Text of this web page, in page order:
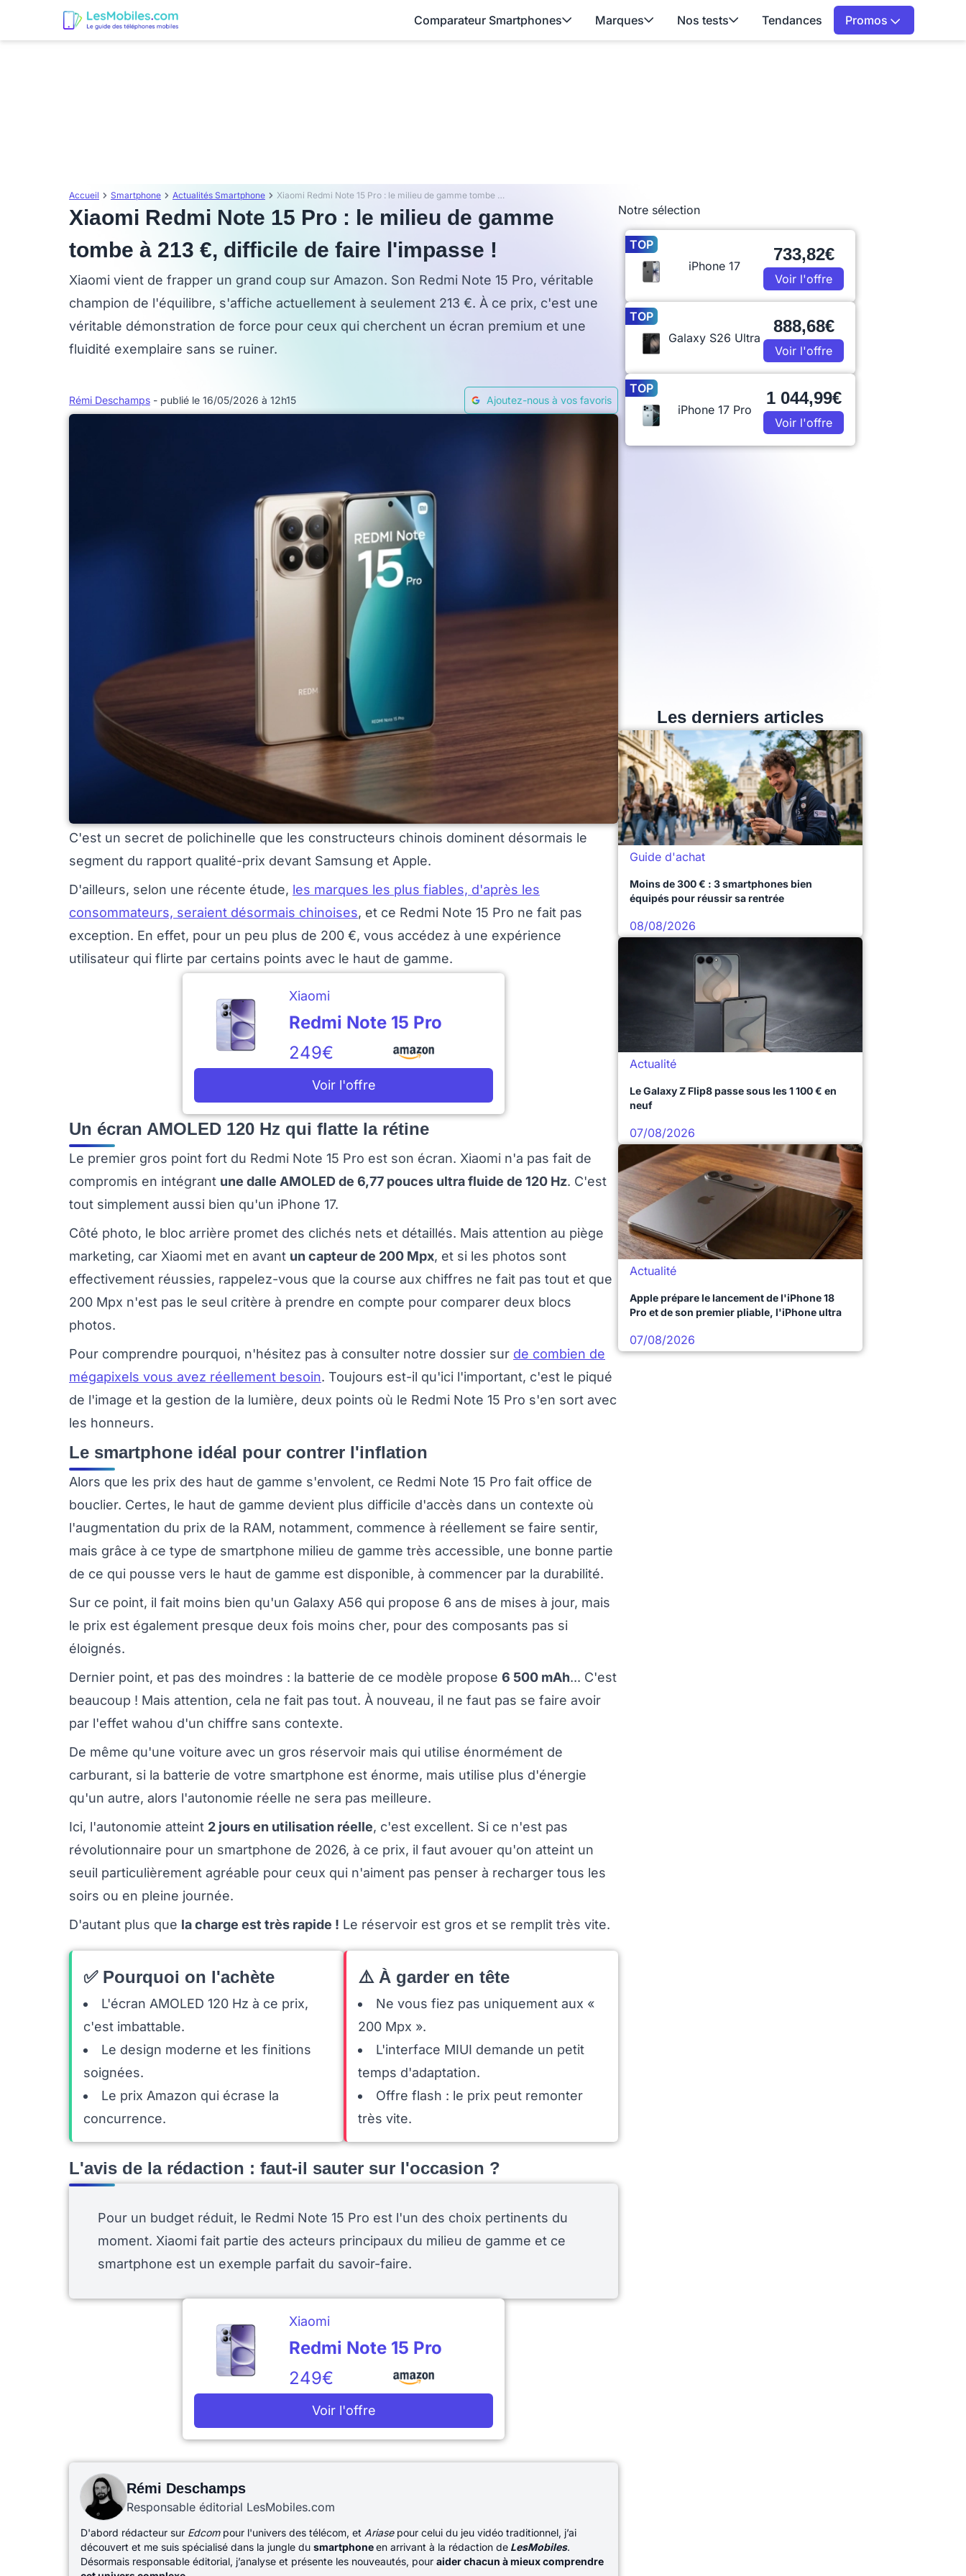
Comparateur Smartphones Marques Nos tests Tendances Promos
Accueil Smartphone Actualités Smartphone Xiaomi Redmi Note 15 Pro : le milieu de gamme tombe à 213 €, difficile de faire l'impasse !
Xiaomi Redmi Note 15 Pro : le milieu de gamme
tombe à 213 €, difficile de faire l'impasse !
Xiaomi vient de frapper un grand coup sur Amazon. Son Redmi Note 15 Pro, véritable
champion de l'équilibre, s'affiche actuellement à seulement 213 €. À ce prix, c'est une
véritable démonstration de force pour ceux qui cherchent un écran premium et une
fluidité exemplaire sans se ruiner.
Rémi Deschamps - publié le 16/05/2026 à 12h15 Ajoutez-nous à vos favoris
C'est un secret de polichinelle que les constructeurs chinois dominent désormais le
segment du rapport qualité-prix devant Samsung et Apple.
D'ailleurs, selon une récente étude, les marques les plus fiables, d'après les
consommateurs, seraient désormais chinoises, et ce Redmi Note 15 Pro ne fait pas
exception. En effet, pour un peu plus de 200 €, vous accédez à une expérience
utilisateur qui flirte par certains points avec le haut de gamme.
Xiaomi
Redmi Note 15 Pro
249€
Voir l'offre
Un écran AMOLED 120 Hz qui flatte la rétine
Le premier gros point fort du Redmi Note 15 Pro est son écran. Xiaomi n'a pas fait de
compromis en intégrant une dalle AMOLED de 6,77 pouces ultra fluide de 120 Hz. C'est
tout simplement aussi bien qu'un iPhone 17.
Côté photo, le bloc arrière promet des clichés nets et détaillés. Mais attention au piège
marketing, car Xiaomi met en avant un capteur de 200 Mpx, et si les photos sont
effectivement réussies, rappelez-vous que la course aux chiffres ne fait pas tout et que
200 Mpx n'est pas le seul critère à prendre en compte pour comparer deux blocs
photos.
Pour comprendre pourquoi, n'hésitez pas à consulter notre dossier sur de combien de
mégapixels vous avez réellement besoin. Toujours est-il qu'ici l'important, c'est le piqué
de l'image et la gestion de la lumière, deux points où le Redmi Note 15 Pro s'en sort avec
les honneurs.
Le smartphone idéal pour contrer l'inflation
Alors que les prix des haut de gamme s'envolent, ce Redmi Note 15 Pro fait office de
bouclier. Certes, le haut de gamme devient plus difficile d'accès dans un contexte où
l'augmentation du prix de la RAM, notamment, commence à réellement se faire sentir,
mais grâce à ce type de smartphone milieu de gamme très accessible, une bonne partie
de ce qui pousse vers le haut de gamme est disponible, à commencer par la durabilité.
Sur ce point, il fait moins bien qu'un Galaxy A56 qui propose 6 ans de mises à jour, mais
le prix est également presque deux fois moins cher, pour des composants pas si
éloignés.
Dernier point, et pas des moindres : la batterie de ce modèle propose 6 500 mAh... C'est
beaucoup ! Mais attention, cela ne fait pas tout. À nouveau, il ne faut pas se faire avoir
par l'effet wahou d'un chiffre sans contexte.
De même qu'une voiture avec un gros réservoir mais qui utilise énormément de
carburant, si la batterie de votre smartphone est énorme, mais utilise plus d'énergie
qu'un autre, alors l'autonomie réelle ne sera pas meilleure.
Ici, l'autonomie atteint 2 jours en utilisation réelle, c'est excellent. Si ce n'est pas
révolutionnaire pour un smartphone de 2026, à ce prix, il faut avouer qu'on atteint un
seuil particulièrement agréable pour ceux qui n'aiment pas penser à recharger tous les
soirs ou en pleine journée.
D'autant plus que la charge est très rapide ! Le réservoir est gros et se remplit très vite.
✅ Pourquoi on l'achète
L'écran AMOLED 120 Hz à ce prix,
c'est imbattable.
Le design moderne et les finitions
soignées.
Le prix Amazon qui écrase la
concurrence.
⚠️ À garder en tête
Ne vous fiez pas uniquement aux «
200 Mpx ».
L'interface MIUI demande un petit
temps d'adaptation.
Offre flash : le prix peut remonter
très vite.
L'avis de la rédaction : faut-il sauter sur l'occasion ?
Pour un budget réduit, le Redmi Note 15 Pro est l'un des choix pertinents du
moment. Xiaomi fait partie des acteurs principaux du milieu de gamme et ce
smartphone est un exemple parfait du savoir-faire.
Xiaomi
Redmi Note 15 Pro
249€
Voir l'offre
Rémi Deschamps
Responsable éditorial LesMobiles.com
D'abord rédacteur sur Edcom pour l'univers des télécom, et Ariase pour celui du jeu vidéo traditionnel, j’ai
découvert et me suis spécialisé dans la jungle du smartphoneen arrivant à la rédaction de LesMobiles.
Désormais responsable éditorial, j’analyse et présente les nouveautés, pour aider chacun à mieux comprendre
Notre sélection
TOP
iPhone 17
733,82€
Voir l'offre
TOP
Galaxy S26 Ultra
888,68€
Voir l'offre
TOP
iPhone 17 Pro
1 044,99€
Voir l'offre
Les derniers articles
Guide d'achat
Moins de 300 € : 3 smartphones bien
équipés pour réussir sa rentrée
08/08/2026
Actualité
Le Galaxy Z Flip8 passe sous les 1 100 € en
neuf
07/08/2026
Actualité
Apple prépare le lancement de l'iPhone 18
Pro et de son premier pliable, l'iPhone ultra
07/08/2026